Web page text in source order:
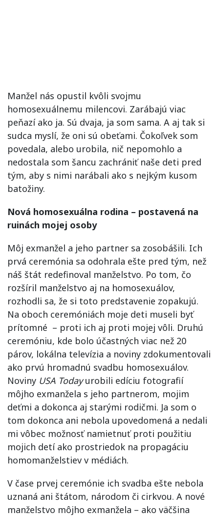
Manžel nás opustil kvôli svojmu
homosexuálnemu milencovi. Zarábajú viac
peňazí ako ja. Sú dvaja, ja som sama. A aj tak si
sudca myslí, že oni sú obeťami. Čokoľvek som
povedala, alebo urobila, nič nepomohlo a
nedostala som šancu zachrániť naše deti pred
tým, aby s nimi narábali ako s nejkým kusom
batožiny.
Nová homosexuálna rodina – postavená na
ruinách mojej osoby
Môj exmanžel a jeho partner sa zosobášili. Ich
prvá ceremónia sa odohrala ešte pred tým, než
náš štát redefinoval manželstvo. Po tom, čo
rozšíril manželstvo aj na homosexuálov,
rozhodli sa, že si toto predstavenie zopakujú.
Na oboch ceremóniách moje deti museli byť
prítomné – proti ich aj proti mojej vôli. Druhú
ceremóniu, kde bolo účastných viac než 20
párov, lokálna televízia a noviny zdokumentovali
ako prvú hromadnú svadbu homosexuálov.
Noviny USA Todayurobili edíciu fotografií
môjho exmanžela s jeho partnerom, mojim
deťmi a dokonca aj starými rodičmi. Ja som o
tom dokonca ani nebola upovedomená a nedali
mi vôbec možnosť namietnuť proti použitiu
mojich detí ako prostriedok na propagáciu
homomanželstiev v médiách.
V čase prvej ceremónie ich svadba ešte nebola
uznaná ani štátom, národom či cirkvou. A nové
manželstvo môjho exmanžela – ako väčšina